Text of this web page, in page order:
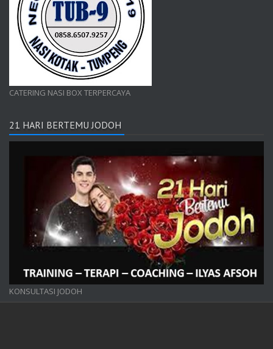
CATERING NASI BOX TERPERCAYA
21 HARI BERTEMU JODOH
KONSULTASI JODOH